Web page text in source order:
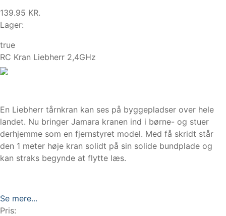
139.95 KR.
Lager:
true
RC Kran Liebherr 2,4GHz
En Liebherr tårnkran kan ses på byggepladser over hele
landet. Nu bringer Jamara kranen ind i børne- og stuer
derhjemme som en fjernstyret model. Med få skridt står
den 1 meter høje kran solidt på sin solide bundplade og
kan straks begynde at flytte læs.
Se mere...
Pris: